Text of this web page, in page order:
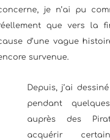
je n’ai pu
que vers la
d’une vague
survenue.
Depuis, j’ai
pendant
auprès des
acquérir